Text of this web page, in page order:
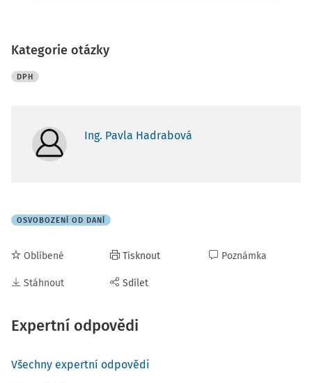
Kategorie otázky
DPH
Ing. Pavla Hadrabová
OSVOBOZENÍ OD DANÍ
Oblíbené
Stáhnout
Tisknout
Sdílet
Poznámka
Expertní odpovědi
Všechny expertní odpovědi